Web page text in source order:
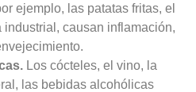
ejemplo, las patatas fritas, el
industrial, causan inflamación,
Los cócteles, el vino, la
las bebidas alcohólicas